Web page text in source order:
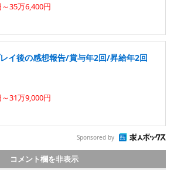
35万6,400円
イ後の感想報告/賞与年2回/昇給年2回
31万9,000円
Sponsored by
コメント欄を非表示